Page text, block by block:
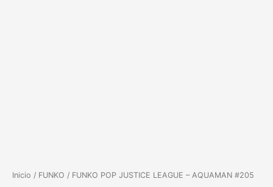
Inicio / FUNKO / FUNKO POP JUSTICE LEAGUE – AQUAMAN #205